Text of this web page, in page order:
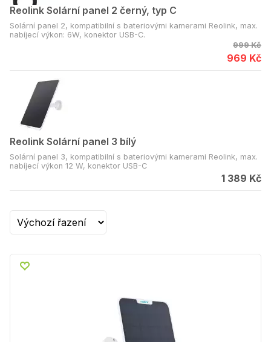
Reolink Solární panel 2 černý, typ C
Solární panel 2, kompatibilní s bateriovými kamerami Reolink, max.
nabíjecí výkon: 6W, konektor USB-C.
999 Kč
969 Kč
Reolink Solární panel 3 bílý
Solární panel 3, kompatibilní s bateriovými kamerami Reolink, max.
nabíjecí výkon 12 W, konektor USB-C
1 389 Kč